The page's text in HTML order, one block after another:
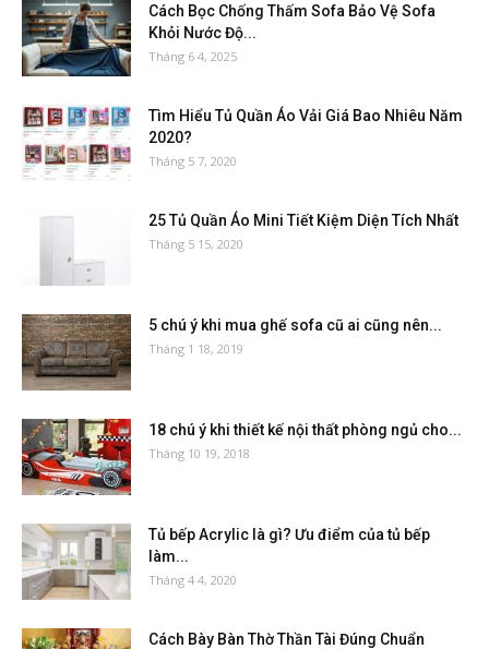
Cách Bọc Chống Thấm Sofa Bảo Vệ Sofa
Khỏi Nước Độ...
Tháng 6 4, 2025
Tìm Hiểu Tủ Quần Áo Vải Giá Bao Nhiêu Năm
2020?
Tháng 5 7, 2020
25 Tủ Quần Áo Mini Tiết Kiệm Diện Tích Nhất
Tháng 5 15, 2020
5 chú ý khi mua ghế sofa cũ ai cũng nên...
Tháng 1 18, 2019
18 chú ý khi thiết kế nội thất phòng ngủ cho...
Tháng 10 19, 2018
Tủ bếp Acrylic là gì? Ưu điểm của tủ bếp
làm...
Tháng 4 4, 2020
Cách Bày Bàn Thờ Thần Tài Đúng Chuẩn